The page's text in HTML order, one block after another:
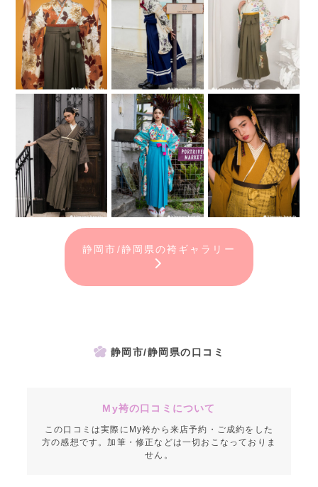
静岡市/静岡県の袴ギャラリー
静岡市/静岡県の口コミ
My袴の口コミについて
この口コミは実際にMy袴から来店予約・ご成約をした
方の感想です。加筆・修正などは一切おこなっておりま
せん。